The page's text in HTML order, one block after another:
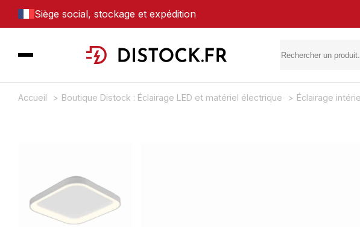
Siège social, stockage et expédition
Accueil Boutique Distock : Éclairage LED et matériel électrique Éclairage